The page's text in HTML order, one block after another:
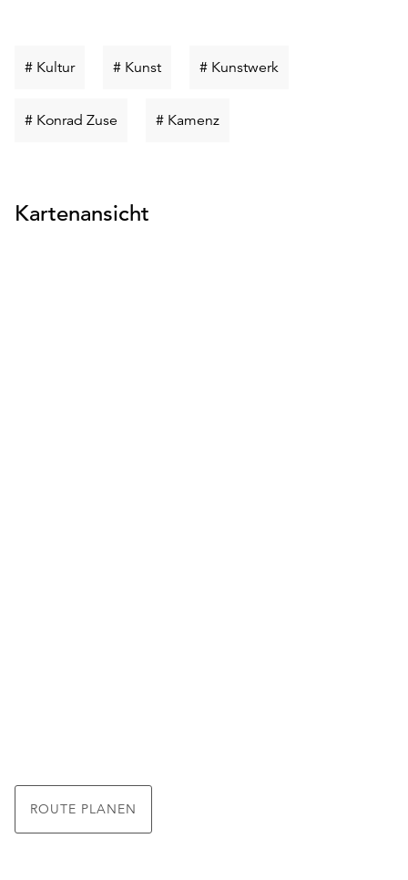
# KulturSchlüsselwort
# KunstSchlüsselwort
# Kunstwerk
# Konrad Zuse Schlüsselwort
# KamenzSchlüsselwort
Kartenansicht
ROUTE PLANEN